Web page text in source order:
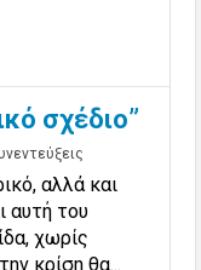
σχέδιο”
αλλά και
αυτή του
χωρίς
κρίση θα...